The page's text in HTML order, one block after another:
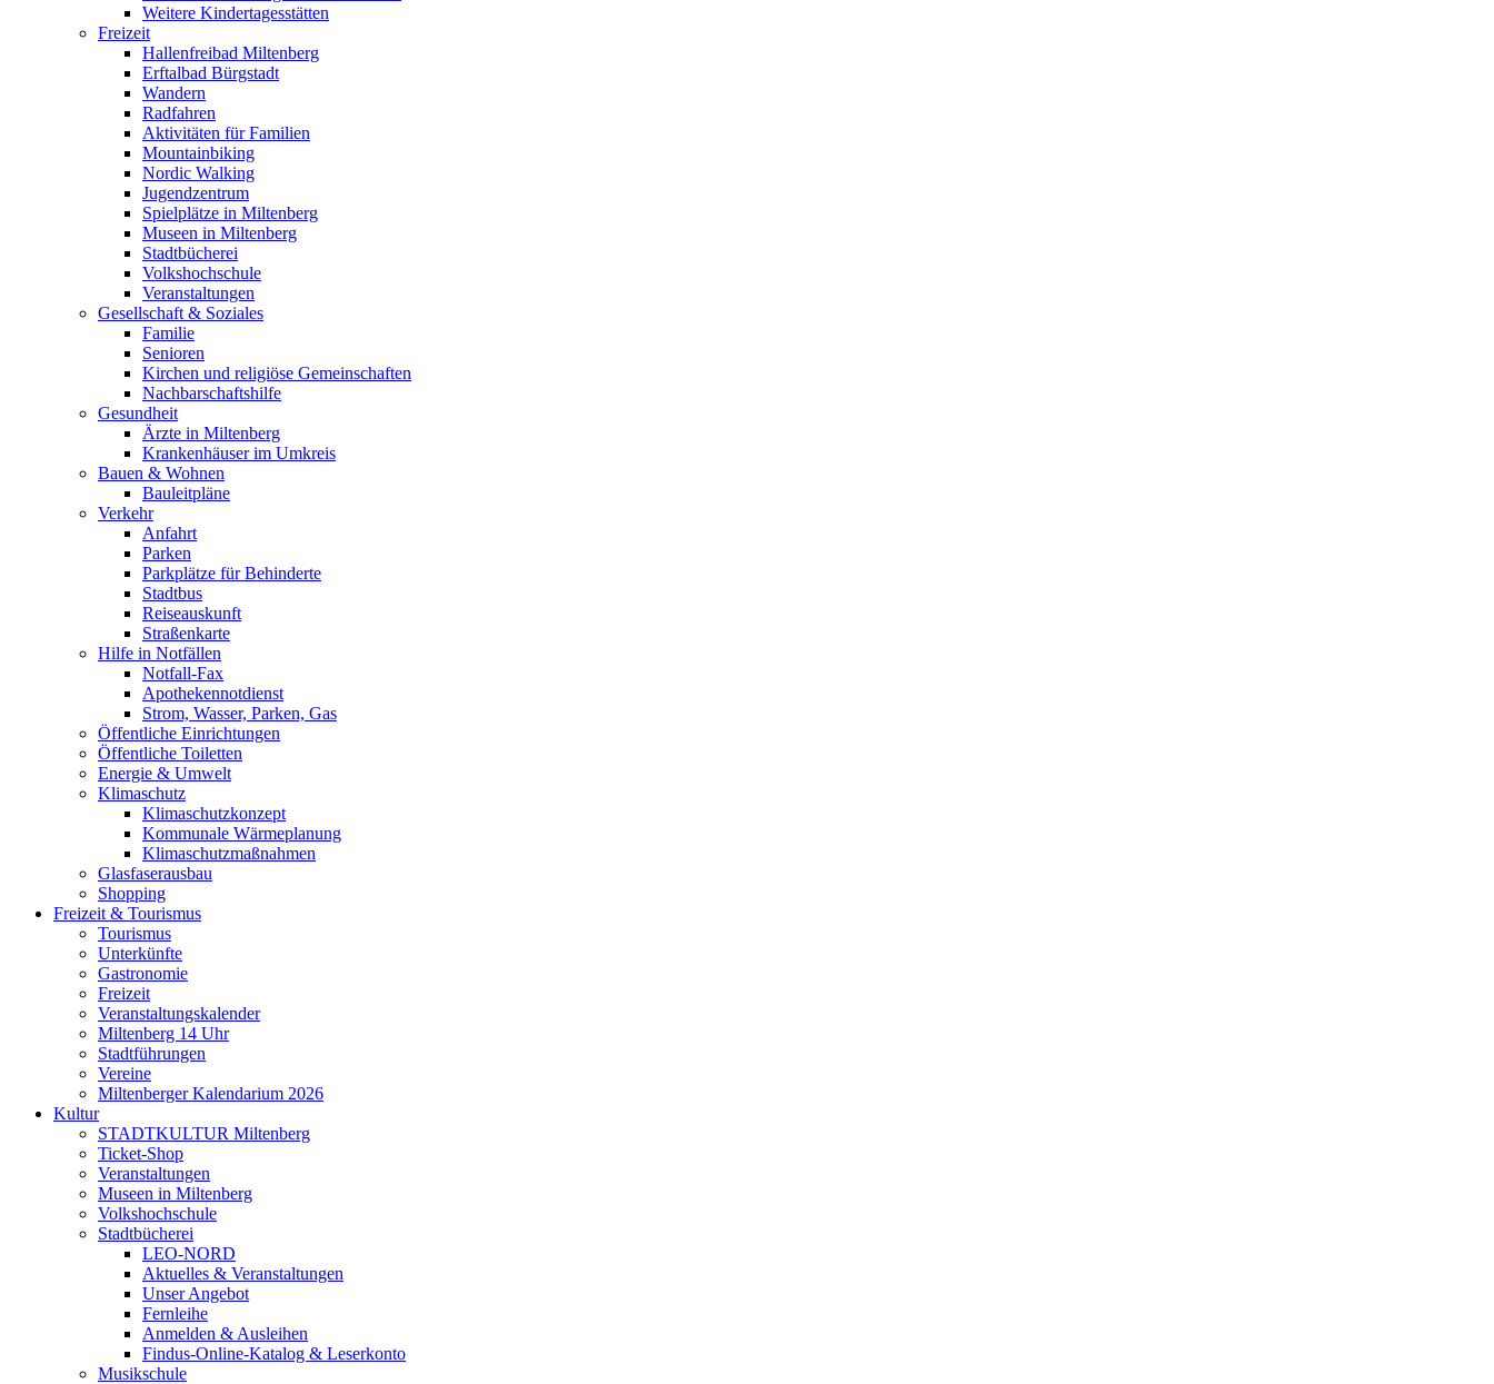
Weitere Kindertagesstätten
Freizeit
Hallenfreibad Miltenberg
Erftalbad Bürgstadt
Wandern
Radfahren
Aktivitäten für Familien
Mountainbiking
Nordic Walking
Jugendzentrum
Spielplätze in Miltenberg
Museen in Miltenberg
Stadtbücherei
Volkshochschule
Veranstaltungen
Gesellschaft & Soziales
Familie
Senioren
Kirchen und religiöse Gemeinschaften
Nachbarschaftshilfe
Gesundheit
Ärzte in Miltenberg
Krankenhäuser im Umkreis
Bauen & Wohnen
Bauleitpläne
Verkehr
Anfahrt
Parken
Parkplätze für Behinderte
Stadtbus
Reiseauskunft
Straßenkarte
Hilfe in Notfällen
Notfall-Fax
Apothekennotdienst
Strom, Wasser, Parken, Gas
Öffentliche Einrichtungen
Öffentliche Toiletten
Energie & Umwelt
Klimaschutz
Klimaschutzkonzept
Kommunale Wärmeplanung
Klimaschutzmaßnahmen
Glasfaserausbau
Shopping
Freizeit & Tourismus
Tourismus
Unterkünfte
Gastronomie
Freizeit
Veranstaltungskalender
Miltenberg 14 Uhr
Stadtführungen
Vereine
Miltenberger Kalendarium 2026
Kultur
STADTKULTUR Miltenberg
Ticket-Shop
Veranstaltungen
Museen in Miltenberg
Volkshochschule
Stadtbücherei
LEO-NORD
Aktuelles & Veranstaltungen
Unser Angebot
Fernleihe
Anmelden & Ausleihen
Findus-Online-Katalog & Leserkonto
Musikschule